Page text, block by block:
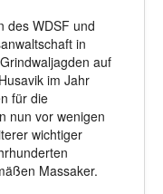
des WDSF und
in
auf
im Jahr
für die
nun vor wenigen
wichtiger
Massaker.